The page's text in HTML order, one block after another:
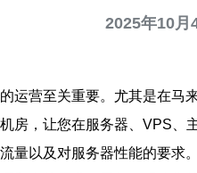
2025年10月
运营至关重要。尤其是在
，让您在服务器、VPS、
量以及对服务器性能的要